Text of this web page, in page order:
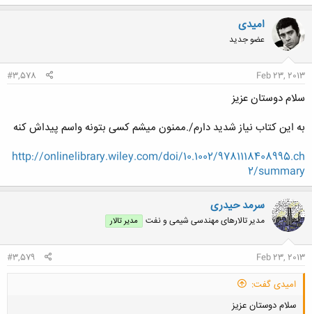
امیدی
عضو جدید
Feb 23, 2013
#3,578
سلام دوستان عزیز
به این کتاب نیاز شدید دارم/.ممنون میشم کسی بتونه واسم پیداش کنه
http://onlinelibrary.wiley.com/doi/10.1002/9781118408995.ch
2/summary
سرمد حیدری
مدیر تالارهای مهندسی شیمی و نفت مدیر تالار
Feb 23, 2013
#3,579
امیدی گفت:
سلام دوستان عزیز